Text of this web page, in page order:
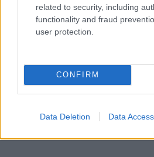
related to security, including
functionality and fraud
user protection.
CONFIRM
Data Deletion Data Access
Υπόθεση Marfin: Στον
46χρονη που εκδόθηκε από